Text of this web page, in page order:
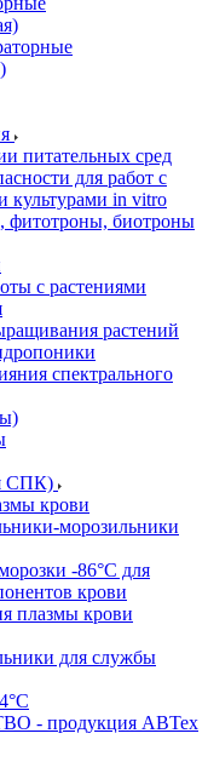
питательных сред
для работ с
культурами in vitro
фитотроны, биотроны
с растениями
растений
спектрального
СПК)
крови
морозильники
-86°С для
крови
плазмы крови
для службы
- продукция АВТех